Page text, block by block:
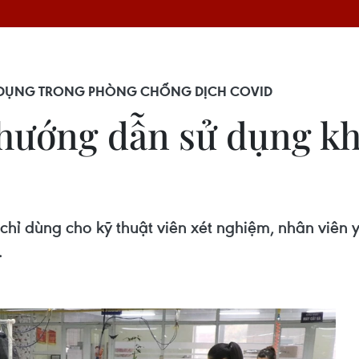
TRONG PHÒNG CHỐNG DỊCH COVID
dẫn sử dụng
dùng cho kỹ thuật viên xét nghiệm, nhân viên